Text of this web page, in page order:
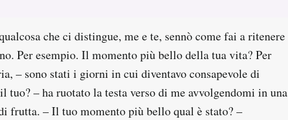
che ci distingue, me e te, sennò come fai a ritenere
Per esempio. Il momento più bello della tua vita? Per
– sono stati i giorni in cui diventavo consapevole di
tuo? – ha ruotato la testa verso di me avvolgendomi in una
frutta. – Il tuo momento più bello qual è stato? –